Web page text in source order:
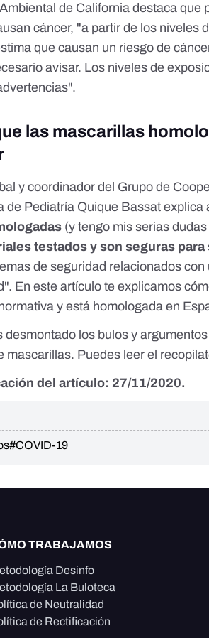
de California destaca que
cáncer, "a partir de los niveles
que causan un riesgo de
avisar. Los niveles de
las mascarillas
y coordinador del Grupo de
de Pediatría Quique Bassat explica
(y tengo mis serias
testados y son seguras para
de seguridad relacionados
En este artículo te explicamos
y está homologada en
desmontado los bulos y
mascarillas. Puedes leer el
del artículo: 27/11/2020.
#COVID-19
TRABAJAMOS
Desinfo
La Buloteca
de Neutralidad
de Rectificación